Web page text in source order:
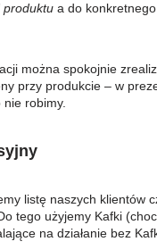
produktu a do konkretnego
można spokojnie
przy produkcie – w
robimy.
listę naszych klientów
tego użyjemy Kafki
na działanie bez